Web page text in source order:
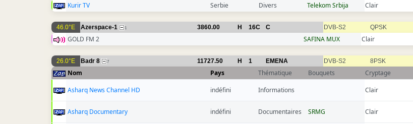
Kurir TV Serbie Divers Telekom Srbija Clair
46.0°E Azerspace-1 1 3860.00 H 16C C DVB-S2 QPSK
GOLD FM 2 SAFINA MUX Clair
26.0°E Badr 8 7 11727.50 H 1 EMENA DVB-S2 8PSK
Nom Pays Thématique Bouquets Cryptage
Asharq News Channel HD
indéfini Informations Clair
Asharq Documentary indéfini Documentaires SRMG Clair